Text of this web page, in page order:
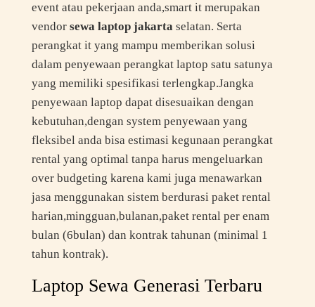
event atau pekerjaan anda,smart it merupakan
vendor sewa laptop jakarta selatan. Serta
perangkat it yang mampu memberikan solusi
dalam penyewaan perangkat laptop satu satunya
yang memiliki spesifikasi terlengkap.Jangka
penyewaan laptop dapat disesuaikan dengan
kebutuhan,dengan system penyewaan yang
fleksibel anda bisa estimasi kegunaan perangkat
rental yang optimal tanpa harus mengeluarkan
over budgeting karena kami juga menawarkan
jasa menggunakan sistem berdurasi paket rental
harian,mingguan,bulanan,paket rental per enam
bulan (6bulan) dan kontrak tahunan (minimal 1
tahun kontrak).
Laptop Sewa Generasi Terbaru